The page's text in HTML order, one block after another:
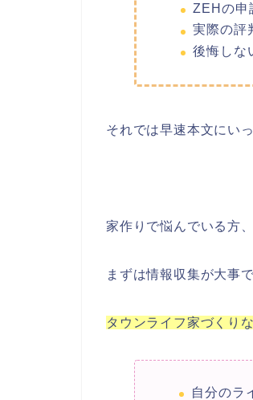
ZEHの申
実際の評
後悔しな
それでは早速本文にい
家作りで悩んでいる方
まずは情報収集が大事で
タウンライフ家づくり
自分のラ